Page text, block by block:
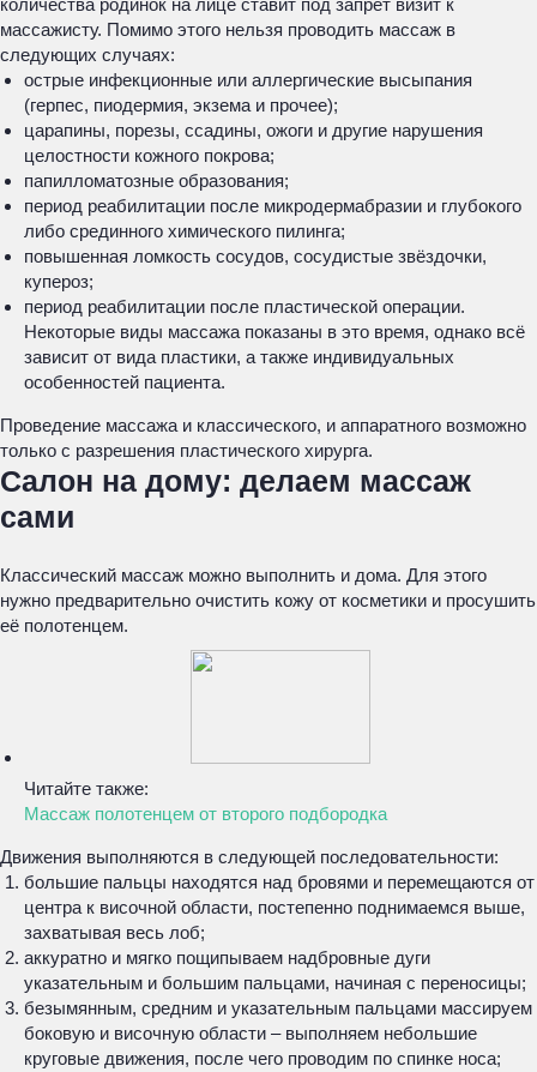
количества родинок на лице ставит под запрет визит к
массажисту. Помимо этого нельзя проводить массаж в
следующих случаях:
острые инфекционные или аллергические высыпания
(герпес, пиодермия, экзема и прочее);
царапины, порезы, ссадины, ожоги и другие нарушения
целостности кожного покрова;
папилломатозные образования;
период реабилитации после микродермабразии и глубокого
либо срединного химического пилинга;
повышенная ломкость сосудов, сосудистые звёздочки,
купероз;
период реабилитации после пластической операции.
Некоторые виды массажа показаны в это время, однако всё
зависит от вида пластики, а также индивидуальных
особенностей пациента.
Проведение массажа и классического, и аппаратного возможно
только с разрешения пластического хирурга.
Салон на дому: делаем массаж
сами
Классический массаж можно выполнить и дома. Для этого
нужно предварительно очистить кожу от косметики и просушить
её полотенцем.
Читайте также:
Массаж полотенцем от второго подбородка
Движения выполняются в следующей последовательности:
большие пальцы находятся над бровями и перемещаются от
центра к височной области, постепенно поднимаемся выше,
захватывая весь лоб;
аккуратно и мягко пощипываем надбровные дуги
указательным и большим пальцами, начиная с переносицы;
безымянным, средним и указательным пальцами массируем
боковую и височную области – выполняем небольшие
круговые движения, после чего проводим по спинке носа;